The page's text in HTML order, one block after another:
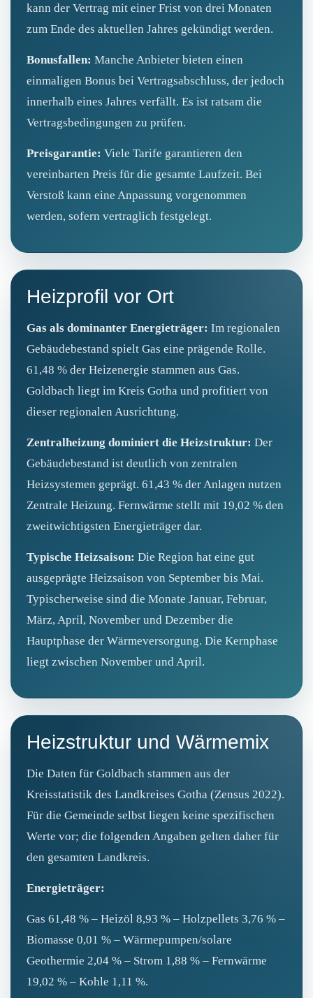
kann der Vertrag mit einer Frist von drei Monaten
zum Ende des aktuellen Jahres gekündigt werden.
Bonusfallen: Manche Anbieter bieten einen
einmaligen Bonus bei Vertragsabschluss, der jedoch
innerhalb eines Jahres verfällt. Es ist ratsam die
Vertragsbedingungen zu prüfen.
Preisgarantie: Viele Tarife garantieren den
vereinbarten Preis für die gesamte Laufzeit. Bei
Verstoß kann eine Anpassung vorgenommen
werden, sofern vertraglich festgelegt.
Heizprofil vor Ort
Gas als dominanter Energieträger: Im regionalen
Gebäudebestand spielt Gas eine prägende Rolle.
61,48 % der Heizenergie stammen aus Gas.
Goldbach liegt im Kreis Gotha und profitiert von
dieser regionalen Ausrichtung.
Zentralheizung dominiert die Heizstruktur: Der
Gebäudebestand ist deutlich von zentralen
Heizsystemen geprägt. 61,43 % der Anlagen nutzen
Zentrale Heizung. Fernwärme stellt mit 19,02 % den
zweitwichtigsten Energieträger dar.
Typische Heizsaison: Die Region hat eine gut
ausgeprägte Heizsaison von September bis Mai.
Typischerweise sind die Monate Januar, Februar,
März, April, November und Dezember die
Hauptphase der Wärmeversorgung. Die Kernphase
liegt zwischen November und April.
Heizstruktur und Wärmemix
Die Daten für Goldbach stammen aus der
Kreisstatistik des Landkreises Gotha (Zensus 2022).
Für die Gemeinde selbst liegen keine spezifischen
Werte vor; die folgenden Angaben gelten daher für
den gesamten Landkreis.
Energieträger:
Gas 61,48 % – Heizöl 8,93 % – Holzpellets 3,76 % –
Biomasse 0,01 % – Wärmepumpen/solare
Geothermie 2,04 % – Strom 1,88 % – Fernwärme
19,02 % – Kohle 1,11 %.